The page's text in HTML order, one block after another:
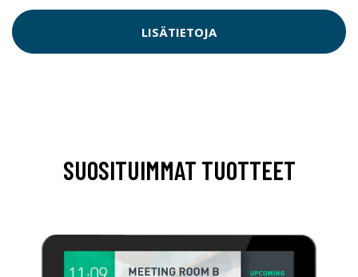
LISÄTIETOJA
SUOSITUIMMAT TUOTTEET